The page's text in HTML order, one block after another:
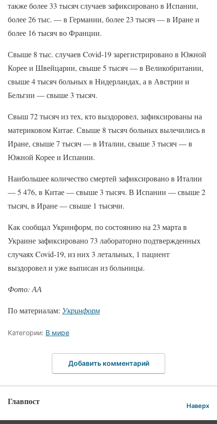
также более 33 тысяч случаев зафиксировано в Испании,
более 26 тыс. — в Германии, более 23 тысяч — в Иране и
более 16 тысяч во Франции.
Свыше 8 тыс. случаев Covid-19 зарегистрировано в Южной
Корее и Швейцарии, свыше 5 тысяч — в Великобритании,
свыше 4 тысяч больных в Нидерландах, а в Австрии и
Бельгии — свыше 3 тысяч.
Свыш 72 тысяч из тех, кто выздоровел, зафиксированы на
материковом Китае. Свыше 8 тысяч больных вылечились в
Иране, свыше 7 тысяч — в Италии, свыше 3 тысяч — в
Южной Корее и Испании.
Наибольшее количество смертей зафиксировано в Италии
— 5 476, в Китае — свыше 3 тысяч. В Испании — свыше 2
тысяч, в Иране — свыше 1 тысячи.
Как сообщал Укринформ, по состоянию на 23 марта в
Украине зафиксировано 73 лабораторно подтвержденных
случаях Covid-19, из них 3 летальных, 1 пациент
выздоровел и уже выписан из больницы.
Фото: АА
По материалам: Укринформ
Категории: В мире
Добавить комментарий
Главпост Наверх